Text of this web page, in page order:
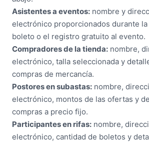
Asistentes a eventos: nombre y
electrónico proporcionados durante la
boleto o el registro gratuito al evento.
Compradores de la tienda: nombre,
electrónico, talla seleccionada y
compras de mercancía.
Postores en subastas: nombre,
electrónico, montos de las ofertas y
compras a precio fijo.
Participantes en rifas: nombre,
electrónico, cantidad de boletos y